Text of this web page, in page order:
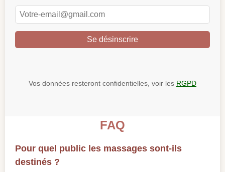
Se désinscrire
Vos données resteront confidentielles, voir les RGPD
FAQ
Pour quel public les massages sont-ils
destinés ?